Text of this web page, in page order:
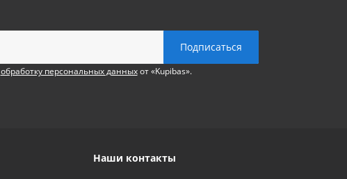
обработку персональных данныхот «Kupibas».
Наши контакты